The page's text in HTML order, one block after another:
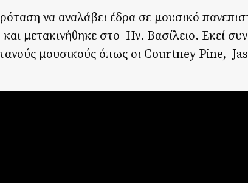
να αναλάβει έδρα σε μουσικό
μετακινήθηκε στο Ην. Βασίλειο. Εκεί
μουσικούς όπως οι Courtney Pine,